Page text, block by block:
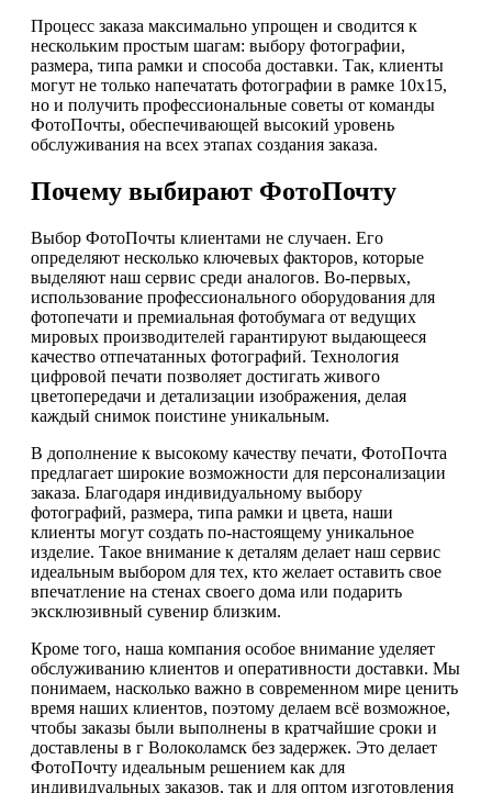
Процесс заказа максимально упрощен и сводится к
нескольким простым шагам: выбору фотографии,
размера, типа рамки и способа доставки. Так, клиенты
могут не только напечатать фотографии в рамке 10х15,
но и получить профессиональные советы от команды
ФотоПочты, обеспечивающей высокий уровень
обслуживания на всех этапах создания заказа.
Почему выбирают ФотоПочту
Выбор ФотоПочты клиентами не случаен. Его
определяют несколько ключевых факторов, которые
выделяют наш сервис среди аналогов. Во-первых,
использование профессионального оборудования для
фотопечати и премиальная фотобумага от ведущих
мировых производителей гарантируют выдающееся
качество отпечатанных фотографий. Технология
цифровой печати позволяет достигать живого
цветопередачи и детализации изображения, делая
каждый снимок поистине уникальным.
В дополнение к высокому качеству печати, ФотоПочта
предлагает широкие возможности для персонализации
заказа. Благодаря индивидуальному выбору
фотографий, размера, типа рамки и цвета, наши
клиенты могут создать по-настоящему уникальное
изделие. Такое внимание к деталям делает наш сервис
идеальным выбором для тех, кто желает оставить свое
впечатление на стенах своего дома или подарить
эксклюзивный сувенир близким.
Кроме того, наша компания особое внимание уделяет
обслуживанию клиентов и оперативности доставки. Мы
понимаем, насколько важно в современном мире ценить
время наших клиентов, поэтому делаем всё возможное,
чтобы заказы были выполнены в кратчайшие сроки и
доставлены в г Волоколамск без задержек. Это делает
ФотоПочту идеальным решением как для
индивидуальных заказов, так и для оптом изготовления